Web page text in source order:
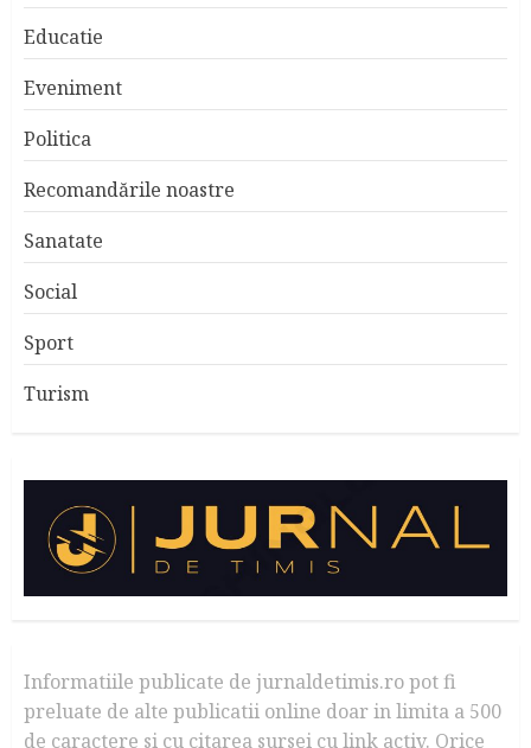
Educatie
Eveniment
Politica
Recomandările noastre
Sanatate
Social
Sport
Turism
Informatiile publicate de jurnaldetimis.ro pot fi
preluate de alte publicatii online doar in limita a 500
de caractere si cu citarea sursei cu link activ. Orice